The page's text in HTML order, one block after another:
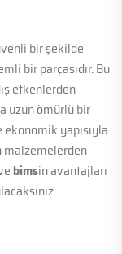
bir şekilde
bir parçasıdır. Bu
etkenlerden
uzun ömürlü bir
ekonomik yapısıyla
malzemelerden
bimsin avantajları